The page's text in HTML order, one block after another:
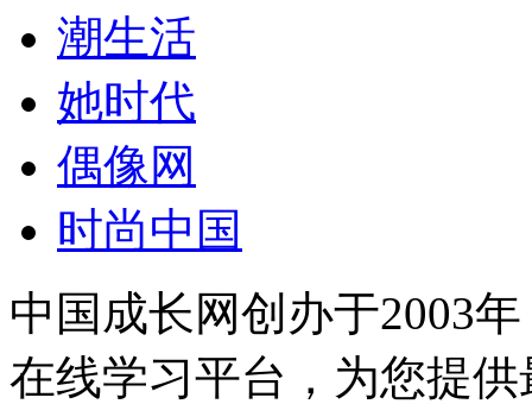
潮生活
她时代
偶像网
时尚中国
中国成长网创办于2003
在线学习平台，为您提